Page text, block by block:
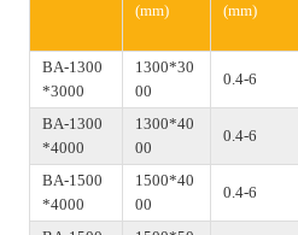
(mm)
(mm)
BA-1300
*3000
1300*30
00
0.4-6
BA-1300
*4000
1300*40
00
0.4-6
BA-1500
*4000
1500*40
00
0.4-6